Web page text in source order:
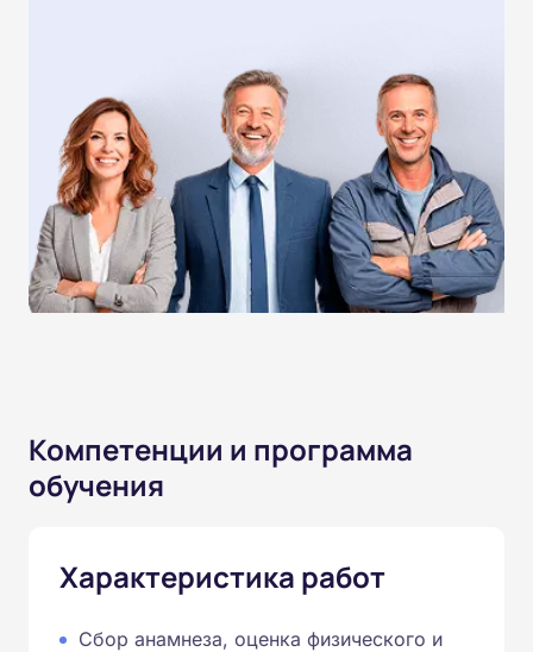
Компетенции и программа
обучения
Характеристика работ
Сбор анамнеза, оценка физического и